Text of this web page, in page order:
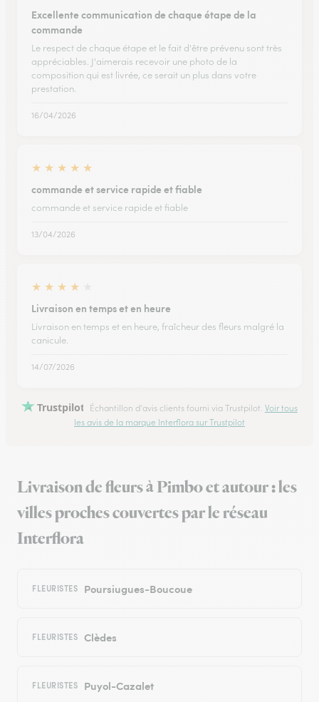
Excellente communication de chaque étape de la
commande
Le respect de chaque étape et le fait d'être prévenu sont très
appréciables. J'aimerais recevoir une photo de la
composition qui est livrée, ce serait un plus dans votre
prestation.
16/04/2026
★ ★ ★ ★ ★
commande et service rapide et fiable
commande et service rapide et fiable
13/04/2026
★ ★ ★ ★
Livraison en temps et en heure
Livraison en temps et en heure, fraîcheur des fleurs malgré la
canicule.
14/07/2026
Trustpilot Échantillon d'avis clients fourni via Trustpilot. Voir tous
les avis de la marque Interflora sur Trustpilot
Livraison de fleurs à Pimbo et autour : les
villes proches couvertes par le réseau
Interflora
FLEURISTES Poursiugues-Boucoue
FLEURISTES Clèdes
FLEURISTES Puyol-Cazalet